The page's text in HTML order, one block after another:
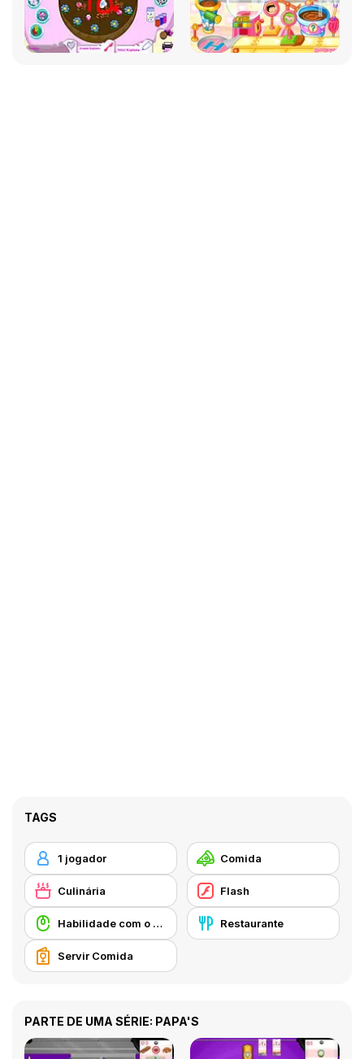
TAGS
1 jogador Comida
Culinária Flash
Habilidade com o Rato Restaurante
Servir Comida
PARTE DE UMA SÉRIE: PAPA'S